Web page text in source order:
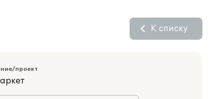
К списку
проект